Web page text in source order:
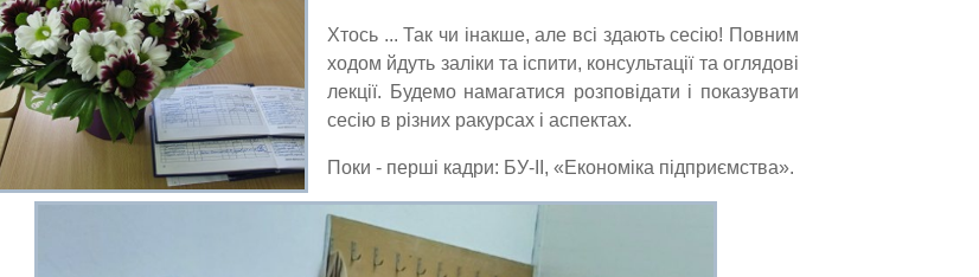
Хтось ... Так чи інакше, але всі здають сесію! Повним
ходом йдуть заліки та іспити, консультації та оглядові
лекції. Будемо намагатися розповідати і показувати
сесію в різних ракурсах і аспектах.
Поки - перші кадри: БУ-II, «Економіка підприємства».